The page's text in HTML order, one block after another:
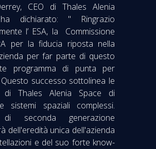
CEO di Thales Alenia
dichiarato: " Ringrazio
l’ ESA, la Commissione
per la fiducia riposta nella
per far parte di questo
programma di punta per
successo sottolinea le
di Thales Alenia Space di
sistemi spaziali complessi.
di seconda generazione
dell'eredità unica dell'azienda
e del suo forte know-